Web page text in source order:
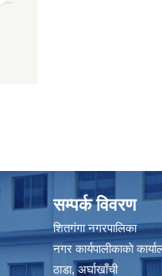
सम्पर्क विवरण
शितगंगा नगरपालिका
नगर कार्यपालीकाकाे
ठाडा, अर्घाखाँची